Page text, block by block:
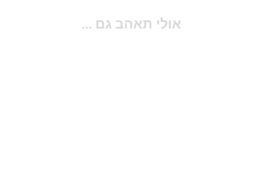
אולי תאהב גם ...